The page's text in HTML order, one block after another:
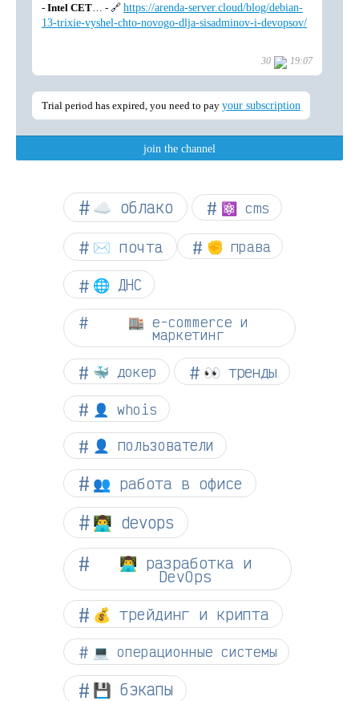
☁︎ облако ⚛ cms
✉️ почта ✊ права
🌐 ДНС
🏬 e-commerce и
маркетинг
🐳 докер 👀 тренды
👤 whois
👤 пользователи
👥 работа в офисе
👨‍💻 devops
👨‍💻 разработка и
DevOps
💰 трейдинг и крипта
💻 операционные системы
💾 бэкапы